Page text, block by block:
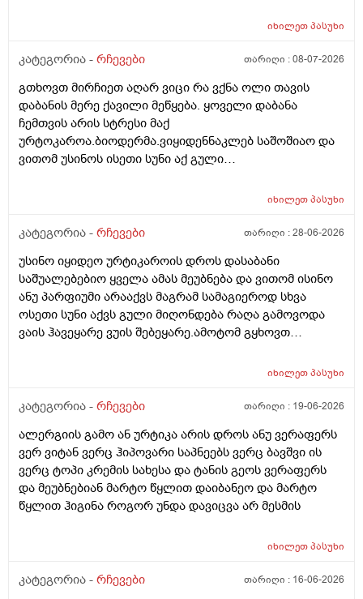
სარისკოა?მის კარდიოლოგა ვერ დავირეკავ ან
იხილეთპასუხი
კატეგორია - რჩევები თარიღი :08-07-2026
გთხოვთ მირჩიეთ აღარ ვიცი რა ვქნა ოლი თავის
დაბანის მერე ქავილი მეწყება. ყოველი დაბანა
ჩემთვის არის სტრესი მაქ
ურტოკაროა.ბიოდერმა.ვიყიდენნაკლებ საშოშიაო და
ვითომ უსინოს ისეთი სუნი აქ გული
დამატენიანებელი შამპუნიც მაგრამ ყველაფერზე
შემიხლია ვიტანკები.რამე მირჩიეთ დამპუნი რა რომ
ამექავოს.ბიბხიანოს შამპუნი რომ ვიყიდო ბაბეზ3
უარესი ხომ არარის?მხოლპდ ბიბცოანის საპობს იტანს
ტანოს კანი მაგრამ შამპუნი აოხმაროა და ასე მგონია
ბაბე იფრო ნახია და თუ ბაბე მახლევს ქავილს ბიბჩენი
იგრო მომცემს?სავატაუდოთ სიმშრალისგან მექავება
ბინჩენი უკეთესია რონელი?სხვადასხვა აქვს ბუბჩენს
იხილეთპასუხი
კატეგორია - რჩევები თარიღი :28-06-2026
უსინო იყიდეო ურტიკაროის დროს დასაბანი
საშუალებებიო ყველა ამას მეუბნება და ვითომ ისინო
ანუ პარფიუმი არააქვს მაგრამ სამაგიეროდ სხვა
ოსეთი სუნი აქვს გული მიღონდება რაღა გამოვოდა
ვაის ჰავეყარე ვუის შებეყარე.ამოტომ გყხოვთ
დამატენიანებელ შამპუნს თაფლით რომ აროს იმას და
ბუბჩენის შამპუნი რომ ვიყიდო იმად?
იხილეთპასუხი
კატეგორია - რჩევები თარიღი : 19-06-2026
ალერგიის გამო ან ურტიკა არის დროს ანუ ვერაფერს
ვერ ვიტან ვერც ჰიპოვარი საპნეებს ვერც ბავშვი ის
ვერც ტოპი კრემის სახესა და ტანის გეოს ვერაფერს
და მეუბნებიან მარტო წყლით დაიბანეო და მარტო
წყლით ჰიგინა როგორ უნდა დავიცვა არ მესმის
იხილეთპასუხი
კატეგორია - რჩევები თარიღი : 16-06-2026